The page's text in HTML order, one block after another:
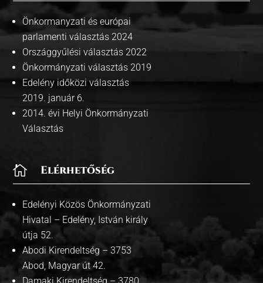
Önkormanyzati és európai
parlamenti választás 2024
Országgyűlési választás 2022
Önkormányzati választás 2019
Edelény időközi választás
2019. január 6.
2014. évi Helyi Önkormányzati
Választás
 Elérhetőség
Edelényi Közös Önkormányzati
Hivatal – Edelény, István király
útja 52.
Abodi Kirendeltség – 3753
Abod, Magyar út 42.